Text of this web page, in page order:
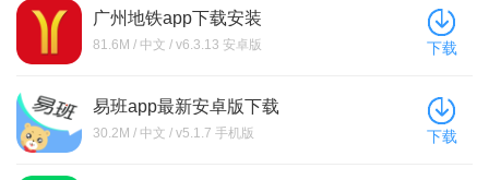
广州地铁app下载安装
81.6M / 中文 / v6.3.13 安卓版 下载
易班app最新安卓版下载
30.2M / 中文 / v5.1.7 手机版 下载